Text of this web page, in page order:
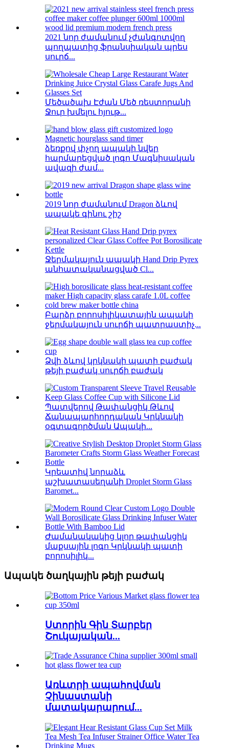
2021 նոր ժամանում չժանգոտվող
պողպատից ֆրանսիական պրես
սուրճ...
Մեծածախ Էժան Մեծ ռեստորանի
Ջուր խմելու հյութ...
ձեռքով փչող ապակի նվեր
հարմարեցված լոգո Մագնիսական
ավազի ժամ...
2019 նոր ժամանում Dragon ձևով
ապակե գինու շիշ
Ջերմակայուն ապակի Hand Drip Pyrex
անհատականացված Cl...
Բարձր բորոսիլիկատային ապակի
ջերմակայուն սուրճի պատրաստիչ...
Ձվի ձևով կրկնակի պատի բաժակ
թեյի բաժակ սուրճի բաժակ
Պատվերով Թափանցիկ Թևով
Ճանապարհորդական Կրկնակի
օգտագործման Ապակի...
Կրեատիվ նորաձև
աշխատասեղանի Droplet Storm Glass
Baromet...
Ժամանակակից կլոր թափանցիկ
մաքսային լոգո Կրկնակի պատի
բորոսիլիկ...
Ապակե ծաղկային թեյի բաժակ
Ստորին Գին Տարբեր
Շուկայական...
Առևտրի ապահովման
Չինաստանի
մատակարարում...